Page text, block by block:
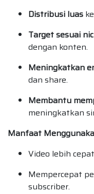
Distribusi luas
Target sesuai
dengan konten.
Meningkatkan
dan share.
Membantu
meningkatkan
Manfaat
Video lebih
Mempercepat
subscriber.